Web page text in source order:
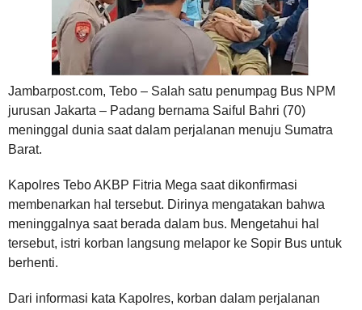
Jambarpost.com, Tebo – Salah satu penumpag Bus NPM
jurusan Jakarta – Padang bernama Saiful Bahri (70)
meninggal dunia saat dalam perjalanan menuju Sumatra
Barat.
Kapolres Tebo AKBP Fitria Mega saat dikonfirmasi
membenarkan hal tersebut. Dirinya mengatakan bahwa
meninggalnya saat berada dalam bus. Mengetahui hal
tersebut, istri korban langsung melapor ke Sopir Bus untuk
berhenti.
Dari informasi kata Kapolres, korban dalam perjalanan